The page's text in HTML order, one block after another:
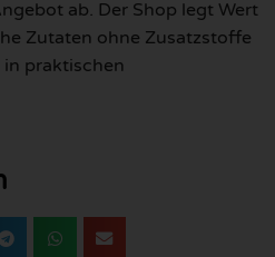
ab. Der Shop legt Wert
Zutaten ohne Zusatzstoffe
praktischen